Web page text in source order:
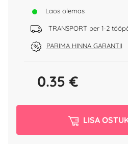
Laos olemas
TRANSPORT per 1-2
PARIMA HINNA GARANTII
0.35 €
LISA